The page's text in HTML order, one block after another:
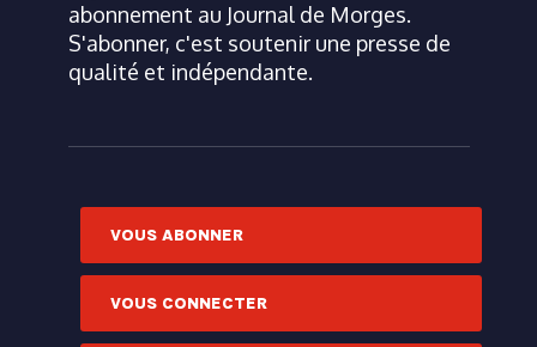
abonnement au Journal de Morges.
S'abonner, c'est soutenir une presse de
qualité et indépendante.
VOUS ABONNER
VOUS CONNECTER